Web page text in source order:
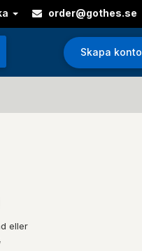
order@gothes.se
Skapa konto
eller